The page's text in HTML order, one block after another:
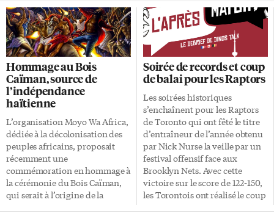
confinement? La première
difficulté pour les chercheurs
est que «confinement» ou, en
anglais, lockdown, n’a pas eu la
même signification partout. La
plupart des pays ont fermé les
écoles et certains lieux de
travail non essentiels, mais
d’autres ont aussi limité le
nombre de sorties quotidiennes
des citoyens et leurs
déplacements. Tout au plus les
[…]
Trudeau et de l’Ontario Doug
Ford. Ces derniers ont annoncé,
vendredi, un investissement de
23 millions $ chacun dans les
activités de l’entreprise 3M
Canada pour augmenter sa
capacité de fabrication de
masques N95. «C’est l’un des
moments où j’ai été le plus fier
en tant que premier ministre»,
a dit fièrement le premier
ministre ontarien Doug Ford.
L’accord sur cinq ans prévoit la
[…]
Hommage au Bois
Caïman, source de
l’indépendance
haïtienne
L’organisation Moyo Wa Africa,
dédiée à la décolonisation des
peuples africains, proposait
récemment une
commémoration en hommage à
la cérémonie du Bois Caïman,
qui serait à l’origine de la
Soirée de records et coup
de balai pour les Raptors
Les soirées historiques
s’enchaînent pour les Raptors
de Toronto qui ont fêté le titre
d’entraîneur de l’année obtenu
par Nick Nurse la veille par un
festival offensif face aux
Brooklyn Nets. Avec cette
victoire sur le score de 122-150,
les Torontois ont réalisé le coup